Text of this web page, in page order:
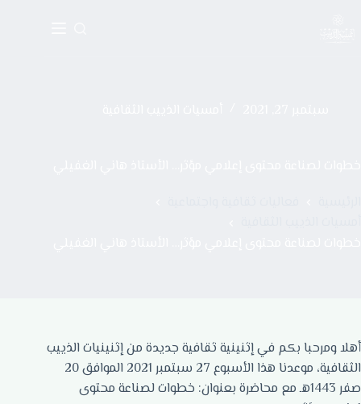
أهلا ومرحبا بكم في إثنينية ثقافية جديدة من إثنينيات الذييب
الثقافية، موعدنا هذا الأسبوع 27 سبتمبر 2021 الموافق 20
صفر 1443هـ مع محاضرة بعنوان: خطوات لصناعة محتوى